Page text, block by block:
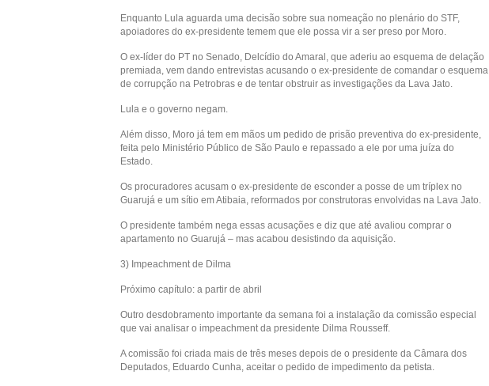
Enquanto Lula aguarda uma decisão sobre sua nomeação no plenário do STF,
apoiadores do ex-presidente temem que ele possa vir a ser preso por Moro.
O ex-líder do PT no Senado, Delcídio do Amaral, que aderiu ao esquema de delação
premiada, vem dando entrevistas acusando o ex-presidente de comandar o esquema
de corrupção na Petrobras e de tentar obstruir as investigações da Lava Jato.
Lula e o governo negam.
Além disso, Moro já tem em mãos um pedido de prisão preventiva do ex-presidente,
feita pelo Ministério Público de São Paulo e repassado a ele por uma juíza do
Estado.
Os procuradores acusam o ex-presidente de esconder a posse de um tríplex no
Guarujá e um sítio em Atibaia, reformados por construtoras envolvidas na Lava Jato.
O presidente também nega essas acusações e diz que até avaliou comprar o
apartamento no Guarujá – mas acabou desistindo da aquisição.
3) Impeachment de Dilma
Próximo capítulo: a partir de abril
Outro desdobramento importante da semana foi a instalação da comissão especial
que vai analisar o impeachment da presidente Dilma Rousseff.
A comissão foi criada mais de três meses depois de o presidente da Câmara dos
Deputados, Eduardo Cunha, aceitar o pedido de impedimento da petista.